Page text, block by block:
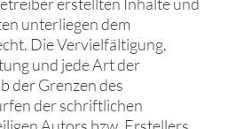
unterliegen dem
Die Vervielfältigung,
und jede Art der
der Grenzen des
der schriftlichen